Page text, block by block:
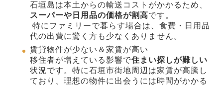
石垣島は本土からの輸送コストがかかるため、
スーパーや日用品の価格が割高です。
特にファミリーで暮らす場合は、食費・日用品
代の出費に驚く方も少なくありません。
賃貸物件が少ない＆家賃が高い
移住者が増えている影響で住まい探しが難しい
状況です。特に石垣市街地周辺は家賃が高騰し
ており、理想の物件に出会うには時間がかかる